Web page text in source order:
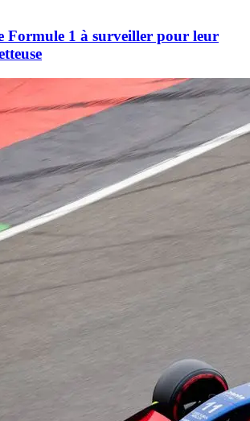
Formule 1 à surveiller pour leur